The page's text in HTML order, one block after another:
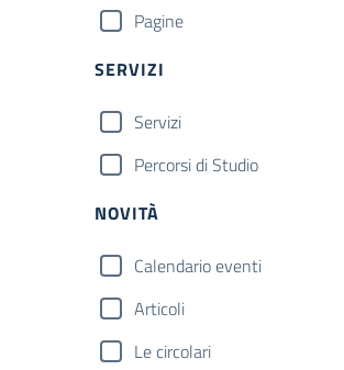
Pagine
SERVIZI
Servizi
Percorsi di Studio
NOVITÀ
Calendario eventi
Articoli
Le circolari